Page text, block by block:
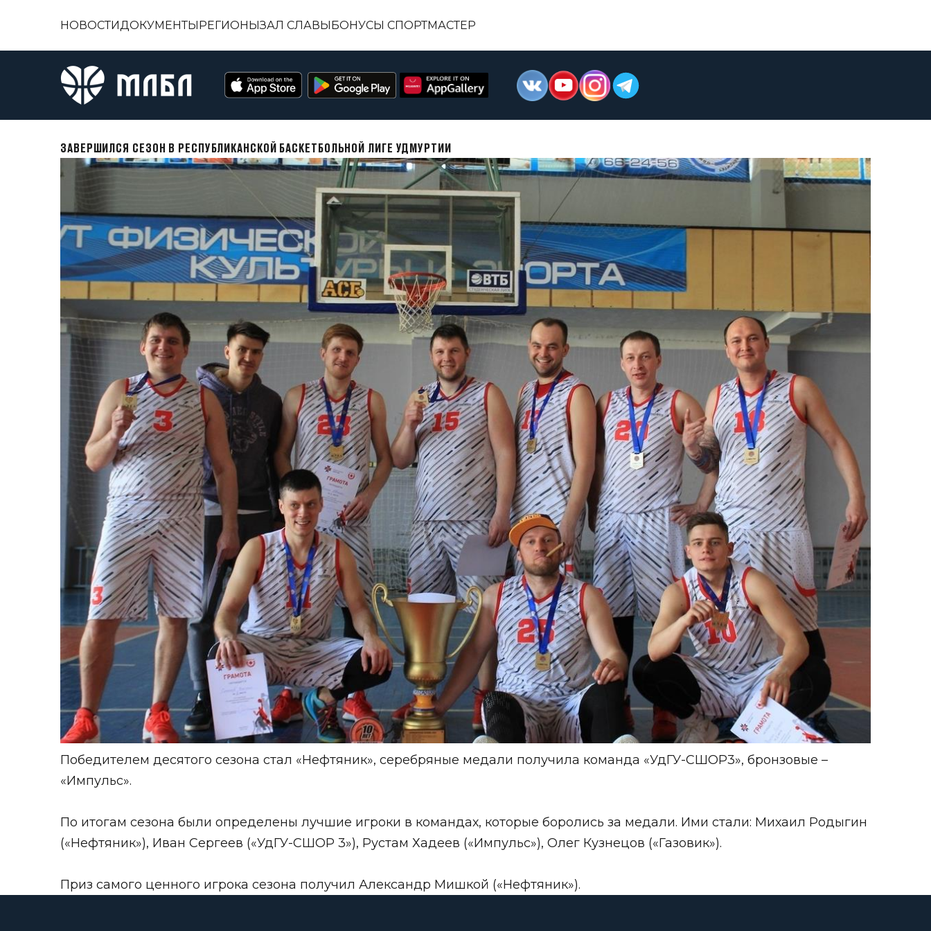
НОВОСТИДОКУМЕНТЫРЕГИОНЫЗАЛ СЛАВЫБОНУСЫ СПОРТМАСТЕР
ЗАВЕРШИЛСЯ СЕЗОН В РЕСПУБЛИКАНСКОЙ БАСКЕТБОЛЬНОЙ ЛИГЕ УДМУРТИИ
Победителем десятого сезона стал «Нефтяник», серебряные медали получила команда «УдГУ-СШОР3», бронзовые –
«Импульс».
По итогам сезона были определены лучшие игроки в командах, которые боролись за медали. Ими стали: Михаил Родыгин
(«Нефтяник»), Иван Сергеев («УдГУ-СШОР 3»), Рустам Хадеев («Импульс»), Олег Кузнецов («Газовик»).
Приз самого ценного игрока сезона получил Александр Мишкой («Нефтяник»).